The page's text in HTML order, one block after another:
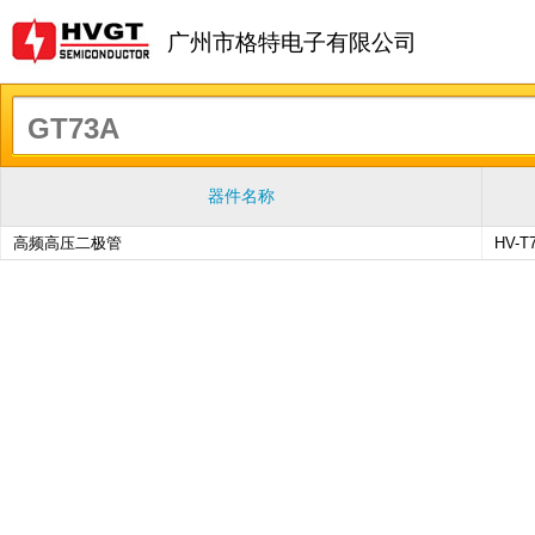
广州市格特电子有限公司
器件名称
高频高压二极管 HV-